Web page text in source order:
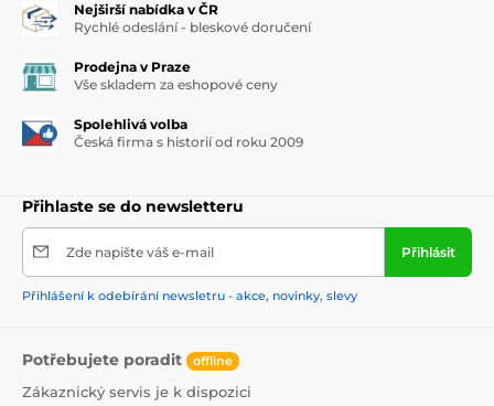
Nejširší nabídka v ČR
Rychlé odeslání - bleskové doručení
Prodejna v Praze
Vše skladem za eshopové ceny
Spolehlivá volba
Česká firma s historií od roku 2009
Přihlaste se do newsletteru
Zde napište váš e-mail Přihlásit
Přihlášení k odebírání newsletru - akce, novinky, slevy
Potřebujete poradit offline
Zákaznický servis je k dispozici